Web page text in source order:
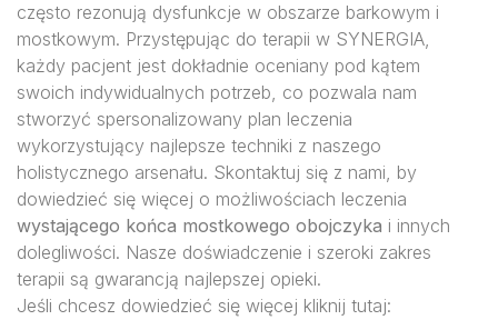
często rezonują dysfunkcje w obszarze barkowym i
mostkowym. Przystępując do terapii w SYNERGIA,
każdy pacjent jest dokładnie oceniany pod kątem
swoich indywidualnych potrzeb, co pozwala nam
stworzyć spersonalizowany plan leczenia
wykorzystujący najlepsze techniki z naszego
holistycznego arsenału. Skontaktuj się z nami, by
dowiedzieć się więcej o możliwościach leczenia
wystającego końca mostkowego obojczyka i innych
dolegliwości. Nasze doświadczenie i szeroki zakres
terapii są gwarancją najlepszej opieki.
Jeśli chcesz dowiedzieć się więcej kliknij tutaj: